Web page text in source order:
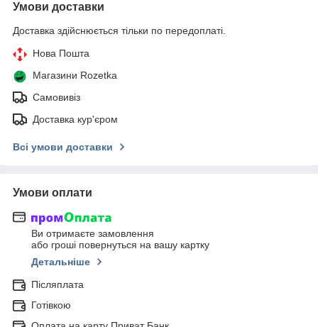
Умови доставки
Доставка здійснюється тільки по передоплаті.
Нова Пошта
Магазини Rozetka
Самовивіз
Доставка кур'єром
Всі умови доставки
Умови оплати
Ви отримаєте замовлення
або гроші повернуться на вашу картку
Детальніше
Післяплата
Готівкою